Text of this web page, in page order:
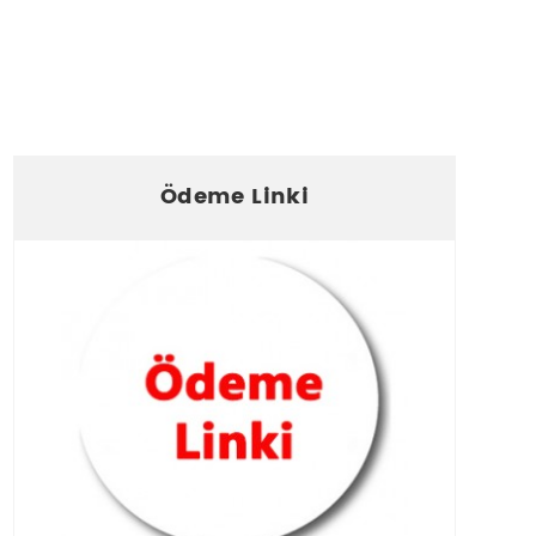
Ödeme Linki